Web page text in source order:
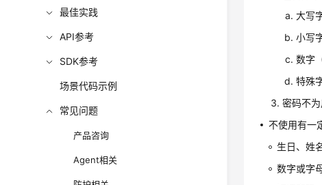
最佳实践
API参考
SDK参考
场景代码示例
常见问题
产品咨询
Agent相关
大写
小写
数字
特殊
密码不为
不使用有一
生日、姓
数字或字